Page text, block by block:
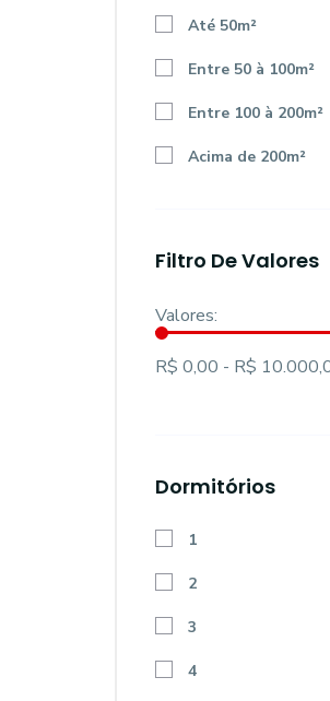
Até 50m²
Entre 50 à 100m²
Entre 100 à 200m²
Acima de 200m²
Filtro De Valores
Valores:
R$ 0,00 - R$
Dormitórios
1
2
3
4